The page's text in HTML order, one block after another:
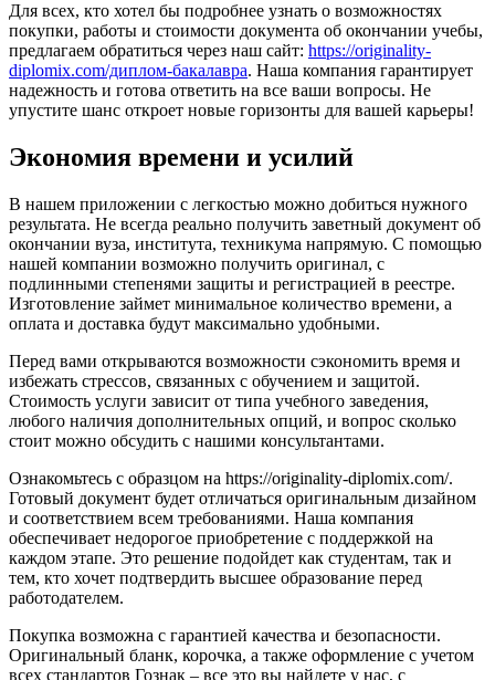
Для всех, кто хотел бы подробнее узнать о возможностях
покупки, работы и стоимости документа об окончании учебы,
предлагаем обратиться через наш сайт: https://originality-
diplomix.com/диплом-бакалавра. Наша компания гарантирует
надежность и готова ответить на все ваши вопросы. Не
упустите шанс откроет новые горизонты для вашей карьеры!
Экономия времени и усилий
В нашем приложении с легкостью можно добиться нужного
результата. Не всегда реально получить заветный документ об
окончании вуза, института, техникума напрямую. С помощью
нашей компании возможно получить оригинал, с
подлинными степенями защиты и регистрацией в реестре.
Изготовление займет минимальное количество времени, а
оплата и доставка будут максимально удобными.
Перед вами открываются возможности сэкономить время и
избежать стрессов, связанных с обучением и защитой.
Стоимость услуги зависит от типа учебного заведения,
любого наличия дополнительных опций, и вопрос сколько
стоит можно обсудить с нашими консультантами.
Ознакомьтесь с образцом на https://originality-diplomix.com/.
Готовый документ будет отличаться оригинальным дизайном
и соответствием всем требованиями. Наша компания
обеспечивает недорогое приобретение с поддержкой на
каждом этапе. Это решение подойдет как студентам, так и
тем, кто хочет подтвердить высшее образование перед
работодателем.
Покупка возможна с гарантией качества и безопасности.
Оригинальный бланк, корочка, а также оформление с учетом
всех стандартов Гознак – все это вы найдете у нас, с